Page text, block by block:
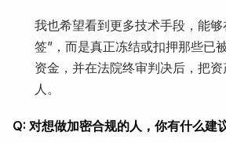
我也希望看到更多技术手段，能
签”，而是真正冻结或扣押那些已
资金，并在法院终审判决后，把
人。
Q: 对想做加密合规的人，你有什么建